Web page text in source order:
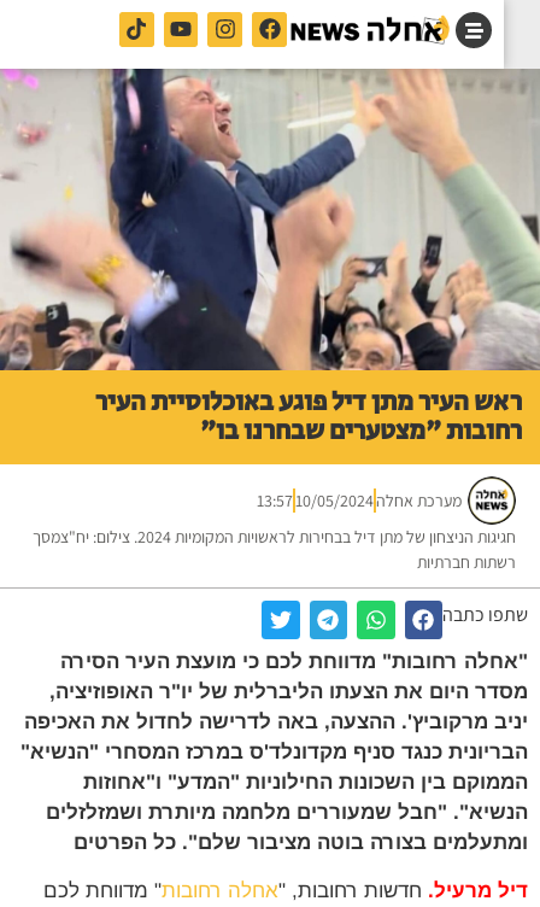
העיר מתן דיל פוגע באוכלוסיית העיר
"מצטערים שבחרנו בו"
מערכת אחלה 10/05/2024
13:57
חגיגות הניצחון של מתן דיל בבחירות לראשויות המקומיות 2024. צילום: יח"צמסך
חברתיות
כתבה
רחובות" מדווחת לכם כי מועצת העיר הסירה
היום את הצעתו הליברלית של יו"ר האופוזיציה,
מרקוביץ'. ההצעה, באה לדרישה לחדול את האכיפה
כנגד סניף מקדונלד'ס במרכז המסחרי "הנשיא"
בין השכונות החילוניות "המדע" ו"אחוזות
"חבל שמעוררים מלחמה מיותרת ושמזלזלים
בצורה בוטה מציבור שלם". כל הפרטים
מרעיל.חדשות רחובות, "אחלה רחובות" מדווחת לכם